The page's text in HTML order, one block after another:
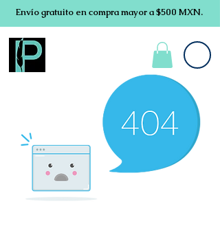
Envío gratuito en compra mayor a $500 MXN.